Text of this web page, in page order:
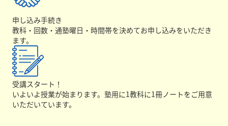
申し込み手続き
教科・回数・通塾曜日・時間帯を決めてお申し込みをいただき
ます。
受講スタート！
いよいよ授業が始まります。塾用に1教科に1冊ノートをご用意
いただいています。